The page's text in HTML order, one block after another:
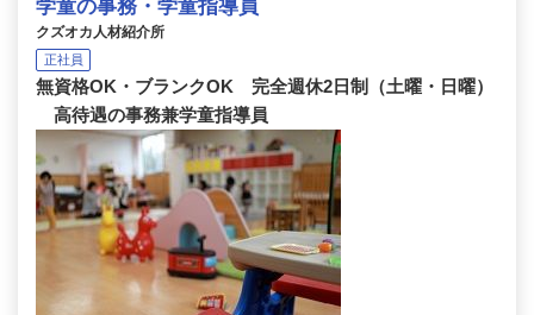
学童の事務・学童指導員
クズオカ人材紹介所
正社員
無資格OK・ブランクOK 完全週休2日制（土曜・日曜）
高待遇の事務兼学童指導員